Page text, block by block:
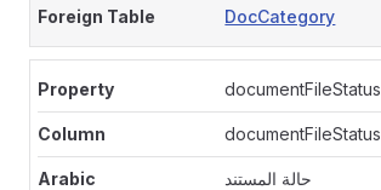
DocCategory
documentFileStatus
documentFileStatus
حالة المستند